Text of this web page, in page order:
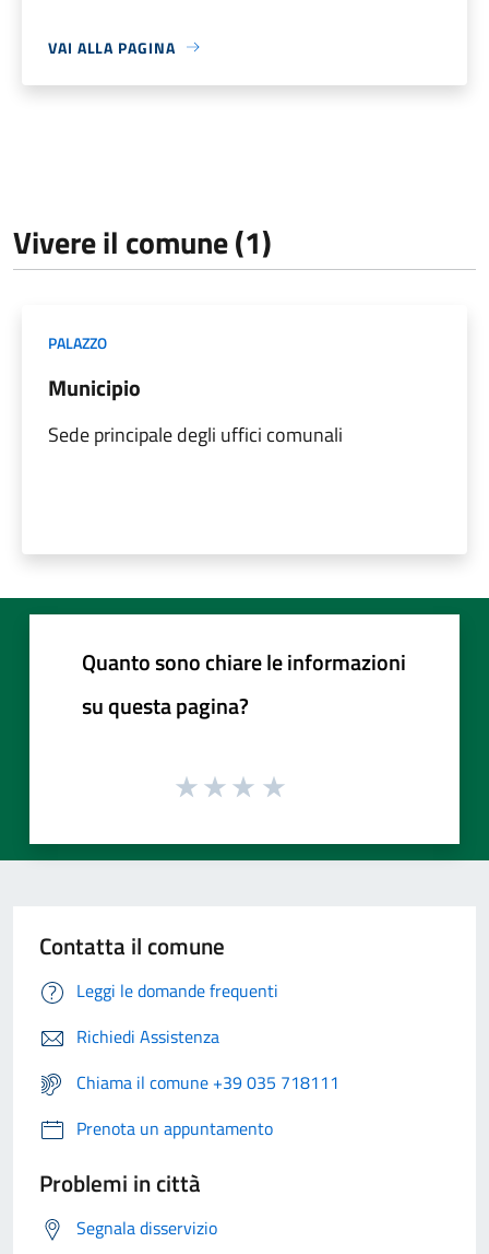
VAI ALLA PAGINA
Vivere il comune (1)
PALAZZO
Municipio
Sede principale degli uffici comunali
Quanto sono chiare le informazioni
su questa pagina?
Contatta il comune
Leggi le domande frequenti
Richiedi Assistenza
Chiama il comune +39 035 718111
Prenota un appuntamento
Problemi in città
Segnala disservizio